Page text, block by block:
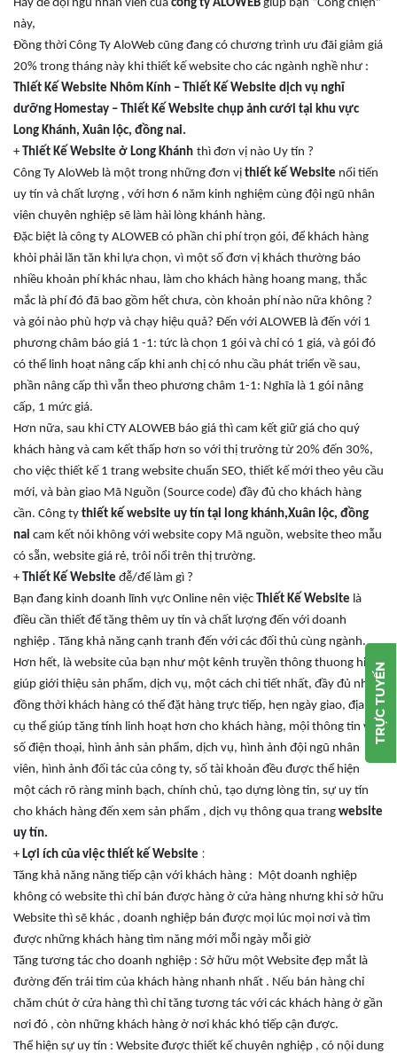
Hãy để đội ngũ nhân viên của công ty ALOWEB giúp bạn “Công chiện”
này,
Đồng thời Công Ty AloWeb cũng đang có chương trình ưu đãi giảm giá
20% trong tháng này khi thiết kế website cho các ngành nghề như :
Thiết Kế Website Nhôm Kính – Thiết Kế Website dịch vụ nghĩ
dưỡng Homestay – Thiết Kế Website chụp ảnh cưới tại khu vực
Long Khánh, Xuân lộc, đồng nai.
+ Thiết Kế Website ở Long Khánh thì đơn vị nào Uy tín ?
Công Ty AloWeb là một trong những đơn vị thiết kế Website nổi tiến
uy tín và chất lượng , với hơn 6 năm kinh nghiệm cùng đội ngũ nhân
viên chuyên nghiệp sẽ làm hài lòng khánh hàng.
Đặc biệt là công ty ALOWEB có phần chi phí trọn gói, để khách hàng
khỏi phải lăn tăn khi lựa chọn, vì một số đơn vị khách thường báo
nhiều khoản phí khác nhau, làm cho khách hàng hoang mang, thắc
mắc là phí đó đã bao gồm hết chưa, còn khoản phí nào nữa không ?
và gói nào phù hợp và chạy hiệu quả? Đến với ALOWEB là đến với 1
phương châm báo giá 1 -1: tức là chọn 1 gói và chỉ có 1 giá, và gói đó
có thể linh hoạt nâng cấp khi anh chị có nhu cầu phát triển về sau,
phần nâng cấp thì vẫn theo phương châm 1-1: Nghĩa là 1 gói nâng
cấp, 1 mức giá.
Hơn nữa, sau khi CTY ALOWEB báo giá thì cam kết giữ giá cho quý
khách hàng và cam kết thấp hơn so với thị trường từ 20% đến 30%,
cho việc thiết kế 1 trang website chuẩn SEO, thiết kế mới theo yêu cầu
mới, và bàn giao Mã Nguồn (Source code) đầy đủ cho khách hàng
cần. Công ty thiết kế website uy tín tại long khánh,Xuân lộc, đồng
nai cam kết nói không với website copy Mã nguồn, website theo mẫu
có sẵn, website giá rẻ, trôi nổi trên thị trường.
+ Thiết Kế Website đễ/để làm gì ?
Bạn đang kinh doanh lĩnh vực Online nên việc Thiết Kế Website là
điều cần thiết để tăng thêm uy tín và chất lượng đến với doanh
nghiệp . Tăng khả năng cạnh tranh đến với các đối thủ cùng ngành.
Hơn hết, là website của bạn như một kênh truyền thông thuong hiệu
giúp giới thiệu sản phẩm, dịch vụ, một cách chi tiết nhất, đầy đủ nhất,
đồng thời khách hàng có thể đặt hàng trực tiếp, hẹn ngày giao, địa chỉ
cụ thể giúp tăng tính linh hoạt hơn cho khách hàng, mội thông tin về
số điện thoại, hình ảnh sản phẩm, dịch vụ, hình ảnh đội ngũ nhân
viên, hình ảnh đối tác của công ty, số tài khoản đều được thể hiện
một cách rõ ràng minh bạch, chính chủ, tạo dựng lòng tin, sự uy tín
cho khách hàng đến xem sản phẩm , dịch vụ thông qua trang website
uy tín.
+Lợi ích của việc thiết kế Website :
Tăng khả năng năng tiếp cận với khách hàng : Một doanh nghiệp
không có website thì chỉ bán được hàng ở cửa hàng nhưng khi sở hữu
Website thì sẽ khác , doanh nghiệp bán được mọi lúc mọi nơi và tìm
được những khách hàng tìm năng mới mỗi ngày mỗi giờ
Tăng tương tác cho doanh nghiệp : Sở hữu một Website đẹp mắt là
đường đến trái tim của khách hàng nhanh nhất . Nếu bán hàng chỉ
chăm chút ở cửa hàng thì chỉ tăng tương tác với các khách hàng ở gần
nơi đó , còn những khách hàng ở nơi khác khó tiếp cận được.
Thể hiện sự uy tín : Website được thiết kế chuyên nghiệp , có nội dung
TRỰC TUYẾN